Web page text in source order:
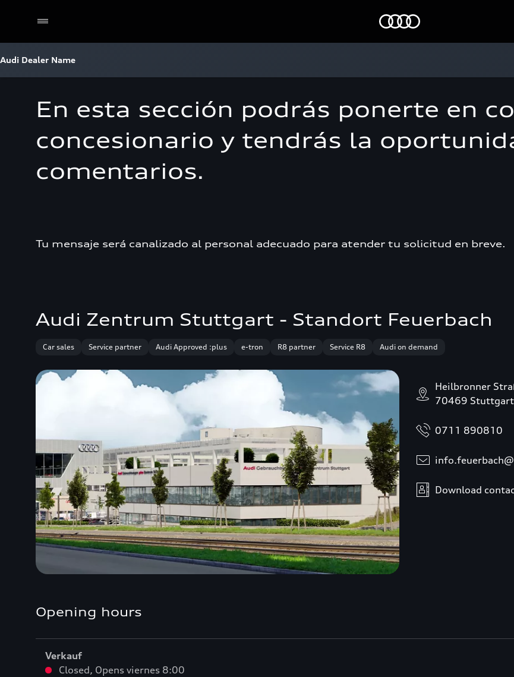
Audi Dealer Name
En esta sección podrás ponerte en
concesionario y tendrás la
comentarios.
Tu mensaje será canalizado al personal adecuado para atender tu solicitud en breve.
Audi Zentrum Stuttgart - Standort Feuerbach
Car sales Service partner Audi Approved :plus e-tron R8 partner Service R8 Audi on demand
Heilbronner
70469 Stuttgart
0711 890810
Download
Opening hours
Verkauf
Closed, Opens viernes 8:00